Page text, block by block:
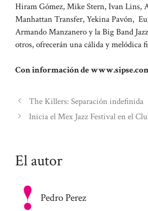
Hiram Gómez, Mike Stern, Ivan Lins,
Manhattan Transfer, Yekina Pavón,
Armando Manzanero y la Big Band
otros, ofrecerán una cálida y melódica
Con información de
The Killers: Separación indefinida
Inicia el Mex Jazz Festival en el
El autor
Pedro Perez